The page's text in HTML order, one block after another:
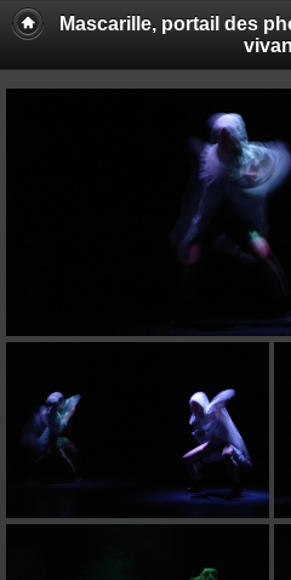
Mascarille, portail des